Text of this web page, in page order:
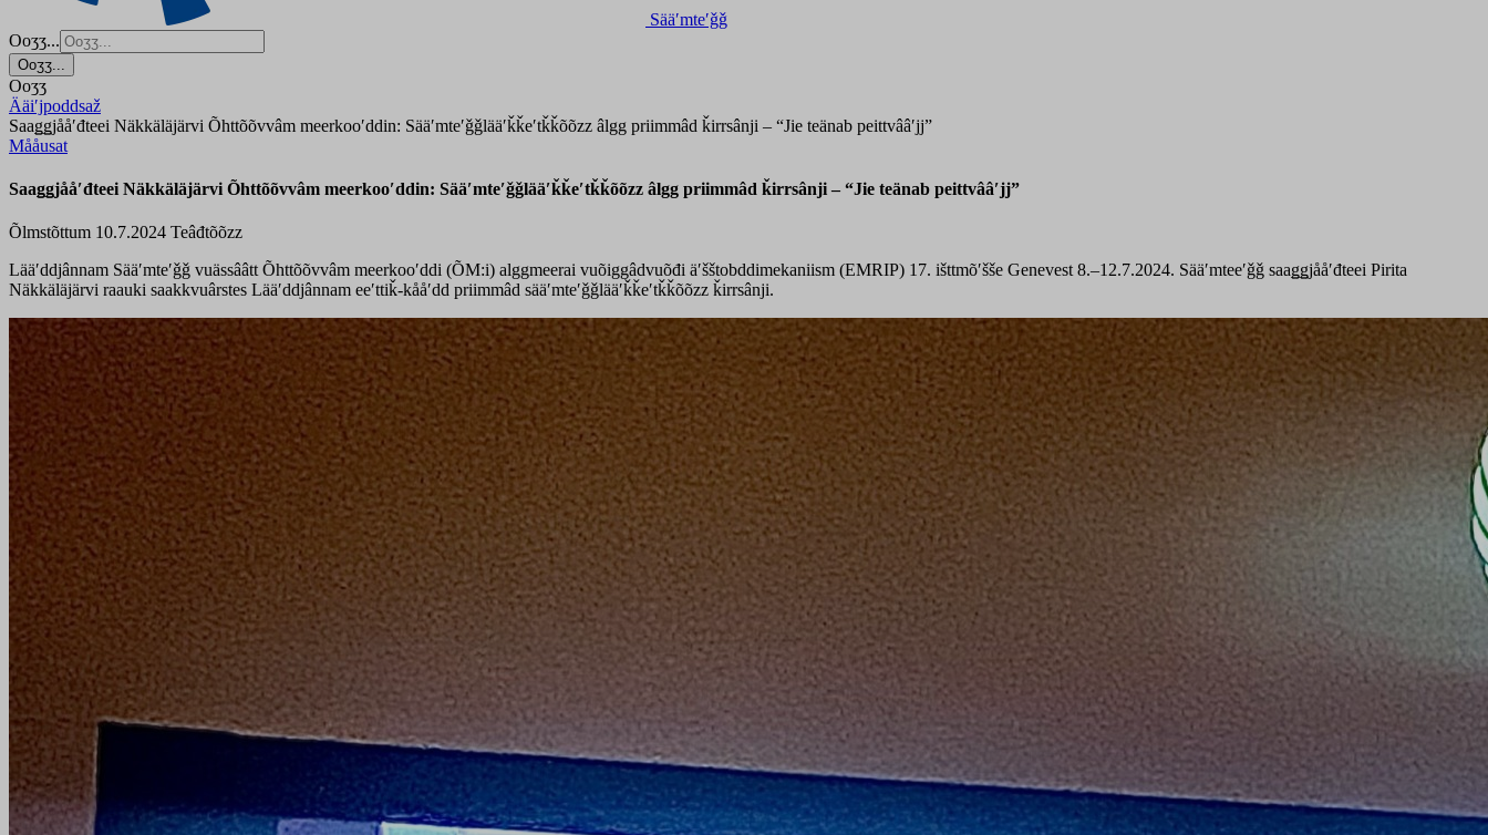
Sääʹmteʹǧǧ
Ooʒʒ...
Ooʒʒ...
Ooʒʒ
Ääiʹjpoddsaž
Saaǥǥjååʹđteei Näkkäläjärvi Õhttõõvvâm meerkooʹddin: Sääʹmteʹǧǧlääʹǩǩeʹtǩǩõõzz âlgg priimmâd ǩirrsânji – “Jie teänab peittvââʹjj”
Mååusat
Saaǥǥjååʹđteei Näkkäläjärvi Õhttõõvvâm meerkooʹddin: Sääʹmteʹǧǧlääʹǩǩeʹtǩǩõõzz âlgg priimmâd ǩirrsânji – “Jie teänab peittvââʹjj”
Õlmstõttum 10.7.2024 Teâđtõõzz
Lääʹddjânnam Sääʹmteʹǧǧ vuässââtt Õhttõõvvâm meerkooʹddi (ÕM:i) alggmeerai vuõiggâdvuõđi äʹšštobddimekaniism (EMRIP) 17. išttmõʹšše Genevest 8.–12.7.2024. Sääʹmteeʹǧǧ saaǥǥjååʹđteei Pirita
Näkkäläjärvi raauki saakkvuârstes Lääʹddjânnam eeʹttiǩ-kååʹdd priimmâd sääʹmteʹǧǧlääʹǩǩeʹtǩǩõõzz ǩirrsânji.